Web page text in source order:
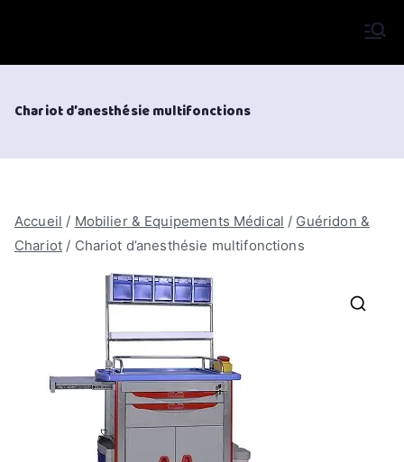
Chariot d’anesthésie multifonctions
Accueil / Mobilier & Equipements Médical / Guéridon &
Chariot / Chariot d’anesthésie multifonctions